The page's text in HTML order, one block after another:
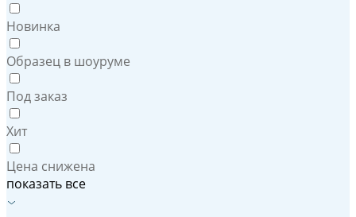
Новинка
Образец в шоуруме
Под заказ
Хит
Цена снижена
показать все